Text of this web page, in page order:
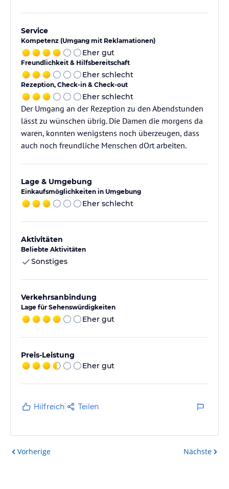
Service
Kompetenz (Umgang mit Reklamationen)
Eher gut
Freundlichkeit & Hilfsbereitschaft
Eher schlecht
Rezeption, Check-in & Check-out
Eher schlecht
Der Umgang an der Rezeption zu den Abendstunden
lässt zu wünschen übrig. Die Damen die morgens da
waren, konnten wenigstens noch überzeugen, dass
auch noch freundliche Menschen dOrt arbeiten.
Lage & Umgebung
Einkaufsmöglichkeiten in Umgebung
Eher schlecht
Aktivitäten
Beliebte Aktivitäten
Sonstiges
Verkehrsanbindung
Lage für Sehenswürdigkeiten
Eher gut
Preis-Leistung
Eher gut
Hilfreich Teilen
Vorherige Nächste